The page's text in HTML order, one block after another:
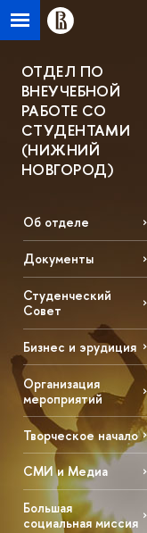
ОТДЕЛ ПО
ВНЕУЧЕБНОЙ
РАБОТЕ СО
СТУДЕНТАМИ
(НИЖНИЙ
НОВГОРОД)
Об отделе
Документы
Студенческий
Совет
Бизнес и эрудиция
Организация
мероприятий
Творческое начало
СМИ и Медиа
Большая
социальная миссия